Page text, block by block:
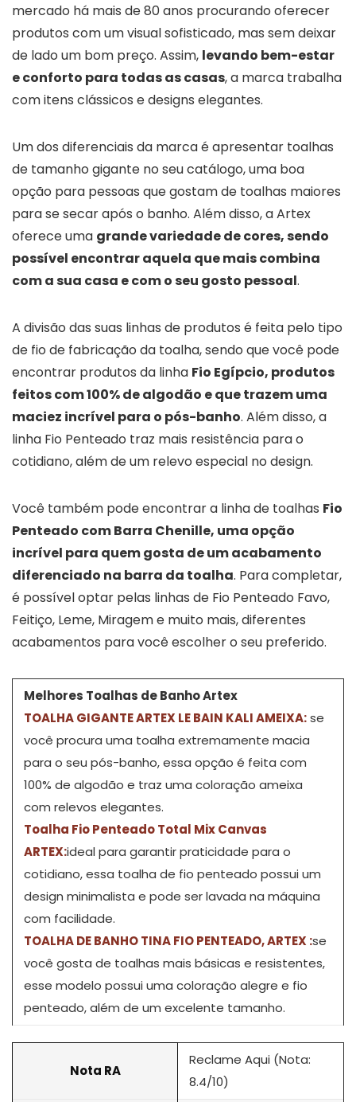
mercado há mais de 80 anos procurando oferecer
produtos com um visual sofisticado, mas sem deixar
de lado um bom preço. Assim, levando bem-estar
e conforto para todas as casas, a marca trabalha
com itens clássicos e designs elegantes.
Um dos diferenciais da marca é apresentar toalhas
de tamanho gigante no seu catálogo, uma boa
opção para pessoas que gostam de toalhas maiores
para se secar após o banho. Além disso, a Artex
oferece uma grande variedade de cores, sendo
possível encontrar aquela que mais combina
com a sua casa e com o seu gosto pessoal.
A divisão das suas linhas de produtos é feita pelo tipo
de fio de fabricação da toalha, sendo que você pode
encontrar produtos da linha Fio Egípcio, produtos
feitos com 100% de algodão e que trazem uma
maciez incrível para o pós-banho. Além disso, a
linha Fio Penteado traz mais resistência para o
cotidiano, além de um relevo especial no design.
Você também pode encontrar a linha de toalhas Fio
Penteado com Barra Chenille, uma opção
incrível para quem gosta de um acabamento
diferenciado na barra da toalha. Para completar,
é possível optar pelas linhas de Fio Penteado Favo,
Feitiço, Leme, Miragem e muito mais, diferentes
acabamentos para você escolher o seu preferido.
Melhores Toalhas de Banho Artex
TOALHA GIGANTE ARTEX LE BAIN KALI AMEIXA:se
você procura uma toalha extremamente macia
para o seu pós-banho, essa opção é feita com
100% de algodão e traz uma coloração ameixa
com relevos elegantes.
Toalha Fio Penteado Total Mix Canvas
ARTEX:ideal para garantir praticidade para o
cotidiano, essa toalha de fio penteado possui um
design minimalista e pode ser lavada na máquina
com facilidade.
TOALHA DE BANHO TINA FIO PENTEADO, ARTEX :se
você gosta de toalhas mais básicas e resistentes,
esse modelo possui uma coloração alegre e fio
penteado, além de um excelente tamanho.
Nota RA
Reclame Aqui (Nota:
8.4/10)